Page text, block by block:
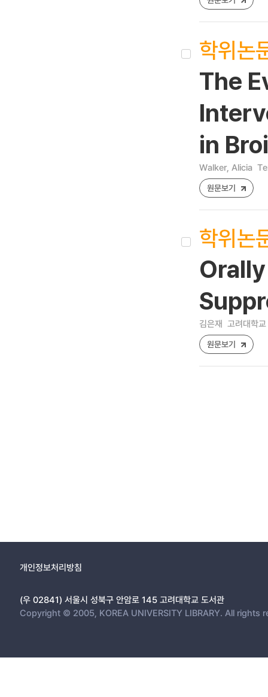
학위논
The
in
Walker, Alicia
원문보기
학위논
김은재 고려대학
원문보기
개인정보처리방침
(우 02841) 서울시 성북구 안암로 145 고려대학교 도서관
Copyright © 2005, KOREA UNIVERSITY LIBRARY. All rights